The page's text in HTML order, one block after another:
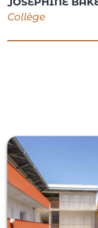
JOSÉPHINE
Collège
Chef